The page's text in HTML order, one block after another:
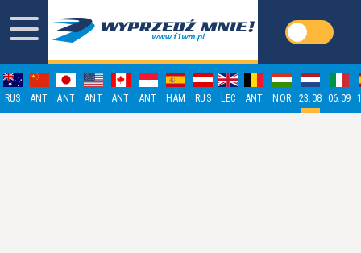
RUS ANT ANT ANT ANT ANT HAM RUS LEC ANT NOR 23.08 06.09